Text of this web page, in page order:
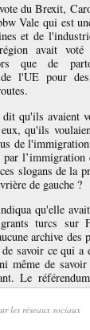
du Brexit,
Vale qui est
et de
avait
que de
de l'UE pour
qu'ils avaient
qu'ils
de
par
slogans de la
de gauche ?
qu'elle
turcs sur
archive des
savoir ce qui a
même de
Le
parlement
mais il a
qui ont été
les réseaux sociaux